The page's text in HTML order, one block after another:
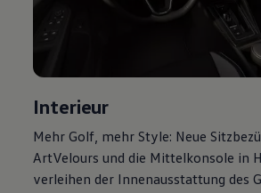
Motorenöl und
Pannen- und Unfallhilfe
Economy Service
Volkswagen Teile
Modellspezifisches
Transport
Entertainment und
Individualisieren
Wallbox und Ladekabel
Interieur
Mehr Golf , mehr Style: Neue
ArtVelours und die Mittelkonsole in
verleihen der Innenausstattung des